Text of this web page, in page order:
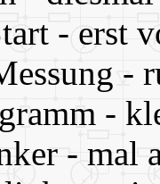
- erst
-
-
- mal